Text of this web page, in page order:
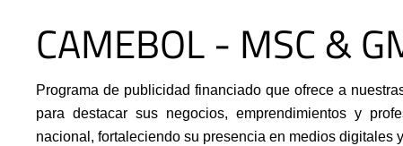
CAMEBOL - MSC &
Programa de publicidad financiado que ofrece a
para destacar sus negocios, emprendimientos y
nacional, fortaleciendo su presencia en medios digitales